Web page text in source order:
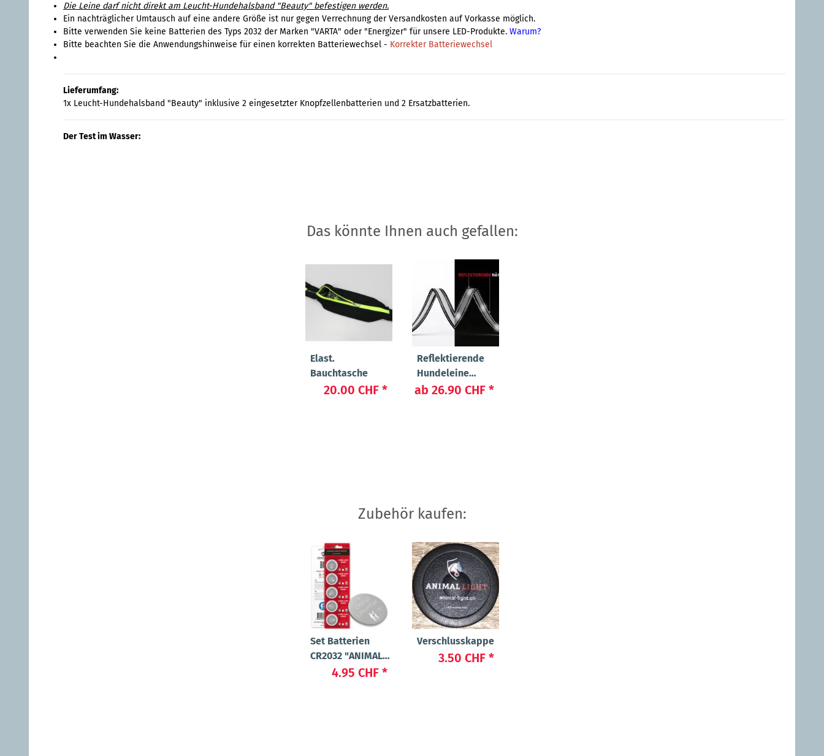
Die Leine darf nicht direkt am Leucht-Hundehalsband "Beauty" befestigen werden.
Ein nachträglicher Umtausch auf eine andere Größe ist nur gegen Verrechnung der Versandkosten auf Vorkasse möglich.
Bitte verwenden Sie keine Batterien des Typs 2032 der Marken "VARTA" oder "Energizer" für unsere LED-Produkte. Warum?
Bitte beachten Sie die Anwendungshinweise für einen korrekten Batteriewechsel - Korrekter Batteriewechsel
Lieferumfang:
1x Leucht-Hundehalsband "Beauty" inklusive 2 eingesetzter Knopfzellenbatterien und 2 Ersatzbatterien.
Der Test im Wasser:
Das könnte Ihnen auch gefallen:
Elast.
Bauchtasche
20.00 CHF *
Reflektierende
Hundeleine
"Manager"
ab 26.90 CHF *
Zubehör kaufen:
Set Batterien
CR2032 "ANIMAL-
LIGHT POWER"
4.95 CHF *
Verschlusskappe
3.50 CHF *